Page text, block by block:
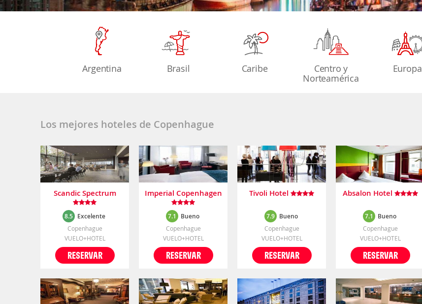
Argentina Brasil Caribe
Centro y
Norteamérica
Europa
Los mejores hoteles de Copenhague
Scandic Spectrum
8.5 Excelente
Copenhague
VUELO+HOTEL
RESERVAR
Imperial Copenhagen
7.1 Bueno
Copenhague
VUELO+HOTEL
RESERVAR
Tivoli Hotel
7.9 Bueno
Copenhague
VUELO+HOTEL
RESERVAR
Absalon Hotel
7.1 Bueno
Copenhague
VUELO+HOTEL
RESERVAR